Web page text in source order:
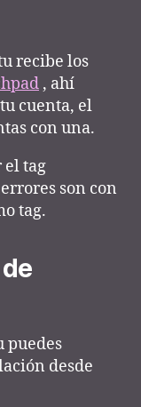
recibe los
, ahí
cuenta, el
con una.
el tag
son con
tag.
puedes
desde